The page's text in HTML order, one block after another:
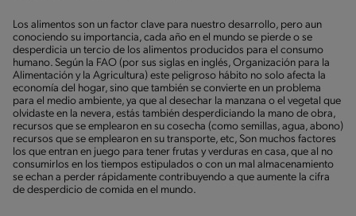
Los alimentos son un factor clave para nuestro desarrollo, pero aun
conociendo su importancia, cada año en el mundo se pierde o se
desperdicia un tercio de los alimentos producidos para el consumo
humano. Según la FAO (por sus siglas en inglés, Organización para la
Alimentación y la Agricultura) este peligroso hábito no solo afecta la
economía del hogar, sino que también se convierte en un problema
para el medio ambiente, ya que al desechar la manzana o el vegetal que
olvidaste en la nevera, estás también desperdiciando la mano de obra,
recursos que se emplearon en su cosecha (como semillas, agua, abono)
recursos que se emplearon en su transporte, etc, Son muchos factores
los que entran en juego para tener frutas y verduras en casa, que al no
consumirlos en los tiempos estipulados o con un mal almacenamiento
se echan a perder rápidamente contribuyendo a que aumente la cifra
de desperdicio de comida en el mundo.